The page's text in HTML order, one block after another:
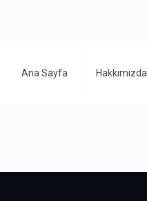
Ana Sayfa Hakkımızda